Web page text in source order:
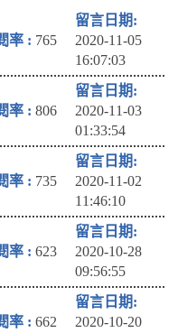
765
2020-11-05
16:07:03
806
2020-11-03
01:33:54
735
2020-11-02
11:46:10
623
2020-10-28
09:56:55
662
2020-10-20